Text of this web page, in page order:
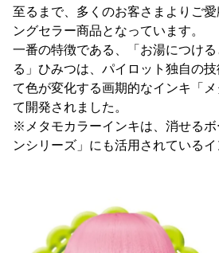
至るまで、多くのお客さまよりご
ングセラー商品となっています。
一番の特徴である、「お湯につけ
る」ひみつは、パイロット独自の
て色が変化する画期的なインキ「
て開発されました。
※メタモカラーインキは、消せるボ
ンシリーズ」にも活用されているイ